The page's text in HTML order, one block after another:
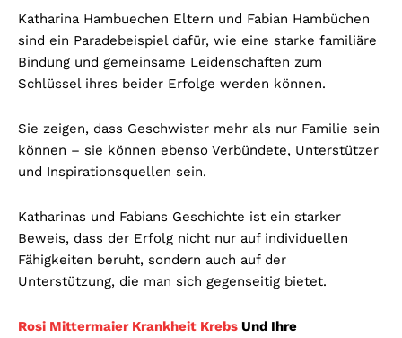
Katharina Hambuechen Eltern und Fabian Hambüchen
sind ein Paradebeispiel dafür, wie eine starke familiäre
Bindung und gemeinsame Leidenschaften zum
Schlüssel ihres beider Erfolge werden können.
Sie zeigen, dass Geschwister mehr als nur Familie sein
können – sie können ebenso Verbündete, Unterstützer
und Inspirationsquellen sein.
Katharinas und Fabians Geschichte ist ein starker
Beweis, dass der Erfolg nicht nur auf individuellen
Fähigkeiten beruht, sondern auch auf der
Unterstützung, die man sich gegenseitig bietet.
Rosi Mittermaier Krankheit Krebs Und Ihre